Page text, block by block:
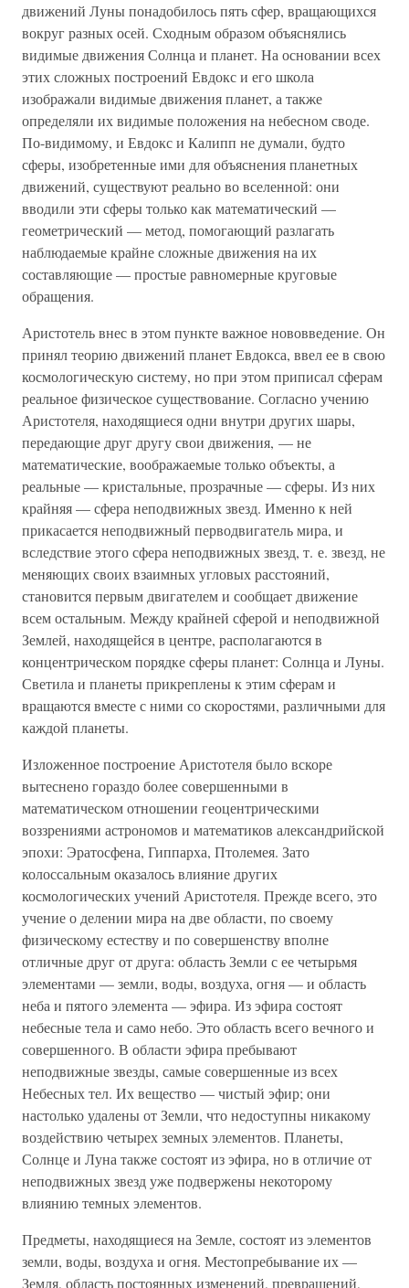
движений Луны понадобилось пять сфер, вращающихся
вокруг разных осей. Сходным образом объяснялись
видимые движения Солнца и планет. На основании всех
этих сложных построений Евдокс и его школа
изображали видимые движения планет, а также
определяли их видимые положения на небесном своде.
По-видимому, и Евдокс и Калипп не думали, будто
сферы, изобретенные ими для объяснения планетных
движений, существуют реально во вселенной: они
вводили эти сферы только как математический —
геометрический — метод, помогающий разлагать
наблюдаемые крайне сложные движения на их
составляющие — простые равномерные круговые
обращения.
Аристотель внес в этом пункте важное нововведение. Он
принял теорию движений планет Евдокса, ввел ее в свою
космологическую систему, но при этом приписал сферам
реальное физическое существование. Согласно учению
Аристотеля, находящиеся одни внутри других шары,
передающие друг другу свои движения, — не
математические, воображаемые только объекты, а
реальные — кристальные, прозрачные — сферы. Из них
крайняя — сфера неподвижных звезд. Именно к ней
прикасается неподвижный перводвигатель мира, и
вследствие этого сфера неподвижных звезд, т. е. звезд, не
меняющих своих взаимных угловых расстояний,
становится первым двигателем и сообщает движение
всем остальным. Между крайней сферой и неподвижной
Землей, находящейся в центре, располагаются в
концентрическом порядке сферы планет: Солнца и Луны.
Светила и планеты прикреплены к этим сферам и
вращаются вместе с ними со скоростями, различными для
каждой планеты.
Изложенное построение Аристотеля было вскоре
вытеснено гораздо более совершенными в
математическом отношении геоцентрическими
воззрениями астрономов и математиков александрийской
эпохи: Эратосфена, Гиппарха, Птолемея. Зато
колоссальным оказалось влияние других
космологических учений Аристотеля. Прежде всего, это
учение о делении мира на две области, по своему
физическому естеству и по совершенству вполне
отличные друг от друга: область Земли с ее четырьмя
элементами — земли, воды, воздуха, огня — и область
неба и пятого элемента — эфира. Из эфира состоят
небесные тела и само небо. Это область всего вечного и
совершенного. В области эфира пребывают
неподвижные звезды, самые совершенные из всех
Небесных тел. Их вещество — чистый эфир; они
настолько удалены от Земли, что недоступны никакому
воздействию четырех земных элементов. Планеты,
Солнце и Луна также состоят из эфира, но в отличие от
неподвижных звезд уже подвержены некоторому
влиянию темных элементов.
Предметы, находящиеся на Земле, состоят из элементов
земли, воды, воздуха и огня. Местопребывание их —
Земля, область постоянных изменений, превращений,